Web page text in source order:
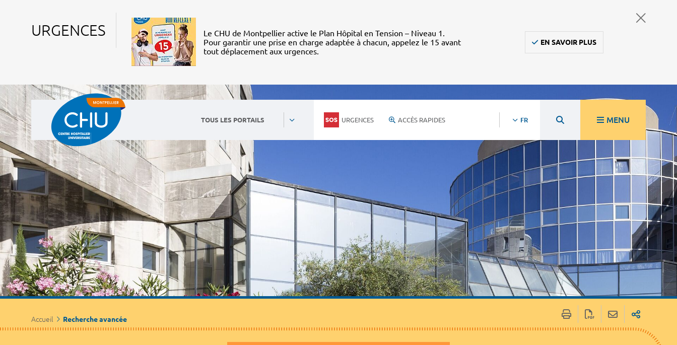
URGENCES
Le CHU de Montpellier active le Plan Hôpital en Tension – Niveau 1.
Pour garantir une prise en charge adaptée à chacun, appelez le 15 avant
tout déplacement aux urgences.
EN SAVOIR PLUS
TOUS LES PORTAILS URGENCES ACCÈS RAPIDES FR MENU
Accueil Recherche avancée